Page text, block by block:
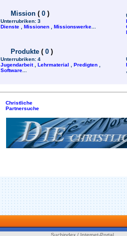
Mission ( 0 )
Unterrubriken: 3
Dienste
Missionen Missionswerke
Produkte ( 0 )
Unterrubriken: 4
Jugendarbeit, Lehrmaterial Predigten
Software
Christliche
Partnersuche
Suchindex / Internet-Portal